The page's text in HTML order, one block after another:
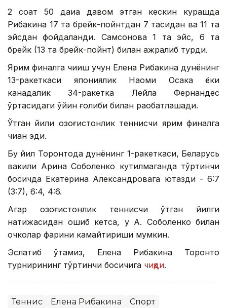
2 соат 50 дақиқа давом этган кескин курашда
Рибакина 17 та брейк-пойнтдан 7 тасидан ва 11 та
эйсдан фойдаланди. Самсонова 1 та эйс, 6 та
брейк (13 та брейк-пойнт) билан ажралиб турди.
Ярим финалга чиқиш учун Елена Рибакина дунёнинг
13-ракеткаси япониялик Наоми Осака ёки
канадалик 34-ракетка Лейла Фернандес
ўртасидаги ўйин ғолиби билан рақобатлашади.
Ўтган йили қозоғистонлик теннисчи ярим финалга
чиққан эди.
Бу йил Торонтода дунёнинг 1-ракеткаси, Беларусь
вакили Арина Соболенко кутилмаганда тўртинчи
босқичда Екатерина Александровага ютқазди - 6:7
(3:7), 6:4, 4:6.
Агар қозоғистонлик теннисчи ўтган йилги
натижасидан ошиб кетса, у А. Соболенко билан
очколар фарқини камайтириши мумкин.
Эслатиб ўтамиз, Елена Рибакина Торонто
турнирининг тўртинчи босқичига чиқди.
Теннис Елена Рибакина Спорт